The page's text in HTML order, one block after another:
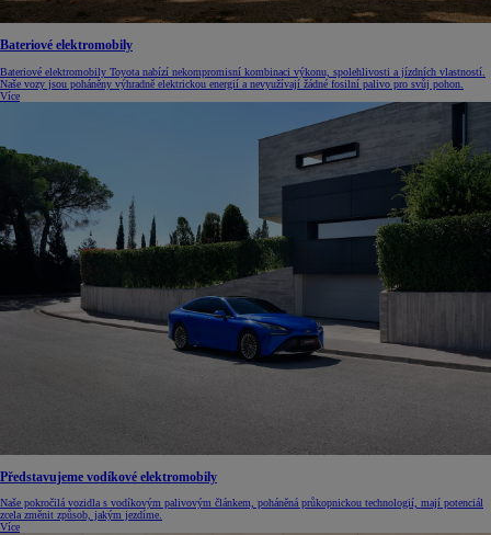
Bateriové elektromobily
Bateriové elektromobily Toyota nabízí nekompromisní kombinaci výkonu, spolehlivosti a jízdních vlastností.
Naše vozy jsou poháněny výhradně elektrickou energií a nevyužívají žádné fosilní palivo pro svůj pohon.
Více
Představujeme vodíkové elektromobily
Naše pokročilá vozidla s vodíkovým palivovým článkem, poháněná průkopnickou technologií, mají potenciál
zcela změnit způsob, jakým jezdíme.
Více